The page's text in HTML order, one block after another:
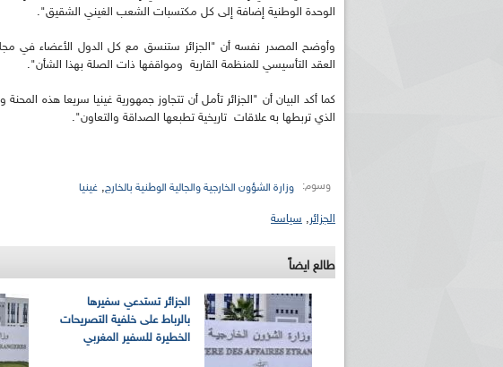
الوحدة الوطنية إضافة إلى كل مكتسبات الشعب الغيني الشقيق".
وأوضح المصدر نفسه أن "الجزائر ستنسق مع كل الدول الأعضاء في
العقد التأسيسي للمنظمة القارية ومواقفها ذات الصلة بهذا الشأن".
كما أكد البيان أن "الجزائر تأمل أن تتجاوز جمهورية غينيا سريعا هذه
الذي تربطها به علاقات تاريخية تطبعها الصداقة والتعاون".
وسوم: وزارة الشؤون الخارجية والجالية الوطنية بالخارج, غينيا
الجزائر, سياسة
طالع ايضاً
الجزائر تستدعي سفيرها
بالرباط على خلفية التصريحات
الخطيرة للسفير المغربي